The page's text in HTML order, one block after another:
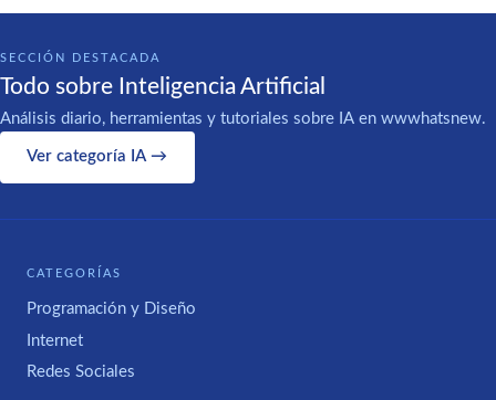
SECCIÓN DESTACADA
Todo sobre Inteligencia Artificial
Análisis diario, herramientas y tutoriales sobre IA en wwwhatsnew.
Ver categoría IA →
CATEGORÍAS
Programación y Diseño
Internet
Redes Sociales